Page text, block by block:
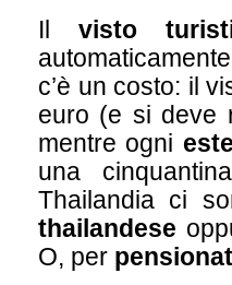
Il visto
c’è un costo: il
euro (e si deve
mentre ogni
una
Thailandia ci
thailandese
O, per